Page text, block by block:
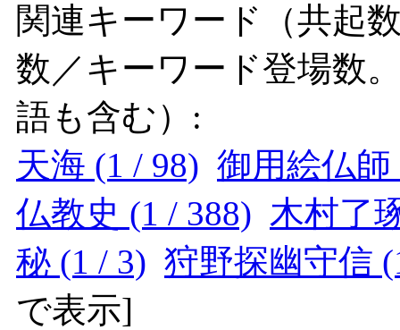
関連キーワード（共起
数／キーワード登場数
語も含む）:
天海 (1 / 98) 御用絵仏師
仏教史 (1 / 388) 木村了
秘 (1 / 3) 狩野探幽守信
で表示]